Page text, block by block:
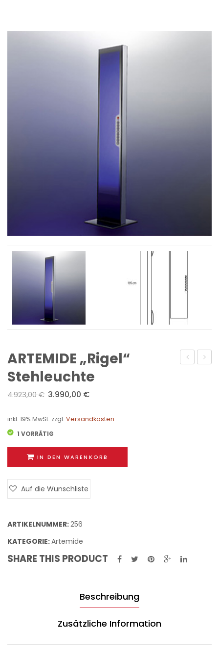
ARTEMIDE „Rigel“
Stehleuchte
4.923,00€ 3.990,00 €
inkl. 19% MwSt. zzgl. Versandkosten
1 VORRÄTIG
IN DEN WARENKORB
Auf die Wunschliste
ARTIKELNUMMER:256
KATEGORIE:Artemide
SHARE THIS PRODUCT
Beschreibung
Zusätzliche Information